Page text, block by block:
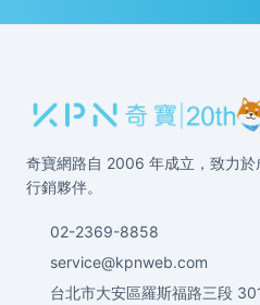
奇寶網路自 2006 年成立，致力
行銷夥伴。
02-2369-8858
service@kpnweb.com
台北市大安區羅斯福路三段